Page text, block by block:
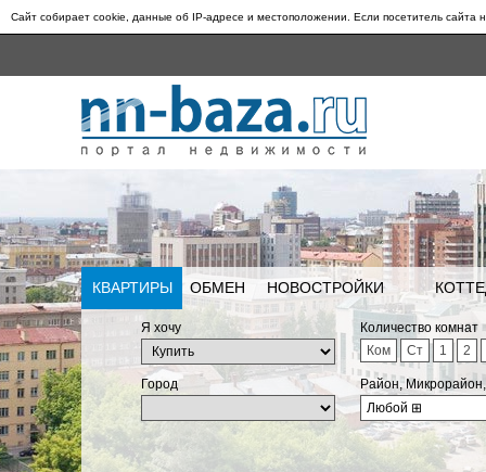
Сайт собирает cookie, данные об IP-адресе и местоположении. Если посетитель сайта
КВАРТИРЫ ОБМЕН НОВОСТРОЙКИ
Я хочу
Количество комнат
Ком
Ст 1 2
Город
Район,
Любой ⊞